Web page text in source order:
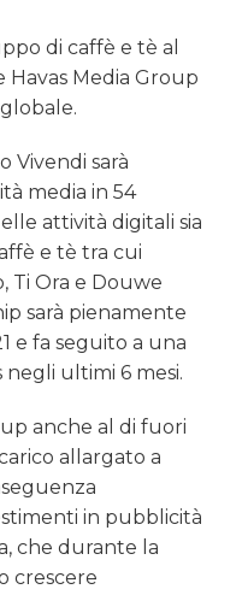
di caffè e tè al
Media Group
Vivendi sarà
media in 54
attività digitali sia
e tè tra cui
Ti Ora e Douwe
sarà pienamente
e fa seguito a una
negli ultimi 6 mesi.
anche al di fuori
allargato a
in pubblicità
che durante la
crescere